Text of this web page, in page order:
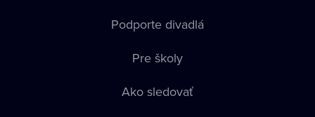
Podporte divadlá
Pre školy
Ako sledovať